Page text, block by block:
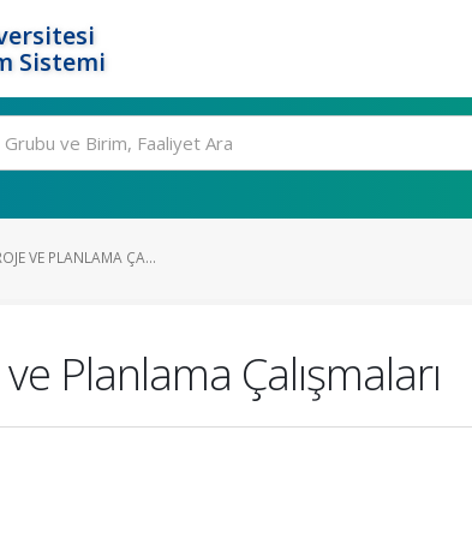
Sistemi
VE PLANLAMA ÇA...
Planlama Çalışmaları